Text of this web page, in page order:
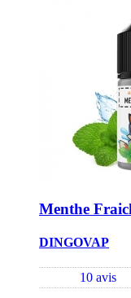
Menthe
DINGOVAP
10 avis